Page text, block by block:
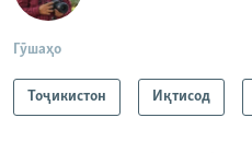
Гӯшаҳо
Тоҷикистон Иқтисод